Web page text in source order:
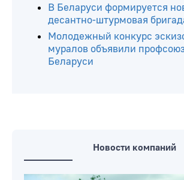
В Беларуси формируется
десантно-штурмовая
Молодежный конкурс
муралов объявили
Беларуси
Новости компаний